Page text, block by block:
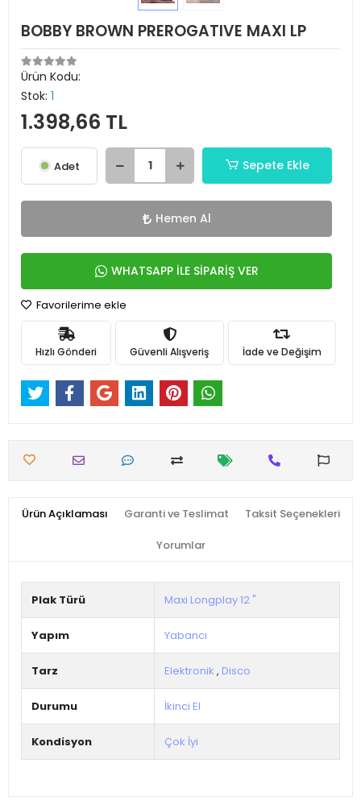
BOBBY BROWN PREROGATIVE MAXI LP
Ürün Kodu:
Stok: 1
1.398,66 TL
Adet Sepete Ekle
Hemen Al
WHATSAPP İLE SİPARİŞ VER
Favorilerime ekle
Hızlı Gönderi Güvenli Alışveriş İade ve Değişim
Ürün Açıklaması Garanti ve Teslimat Taksit Seçenekleri
Yorumlar
Plak Türü Maxi Longplay 12 "
Yapım Yabancı
Tarz Elektronik , Disco
Durumu İkinci El
Kondisyon Çok İyi